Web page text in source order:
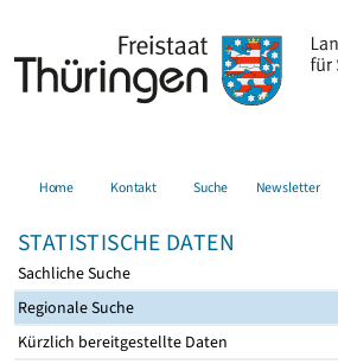
Home Kontakt Suche Newsletter
STATISTISCHE DATEN
Sachliche Suche
Regionale Suche
Kürzlich bereitgestellte Daten